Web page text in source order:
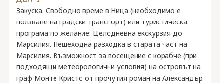
Закуска. Свободно време в Ница (необходимо е
ползване на градски транспорт) или туристическа
програма по желание: Целодневна екскурзия до
Марсилия. Пешеходна разходка в старата част на
Марсилия. Възможност за посещение с корабче (при
подходящи метеорологични условия) на островът на
граф Монте Кристо от прочутия роман на Александър